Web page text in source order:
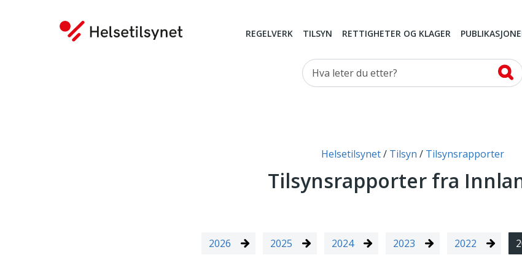
REGELVERK TILSYN RETTIGHETER OG KLAGER
Hva leter du etter?
Helsetilsynet Tilsyn Tilsynsrapporter
Tilsynsrapporter fra
2026 2025 2024 2023 2022